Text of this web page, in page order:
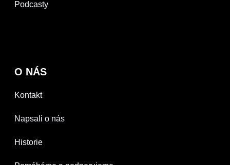
Podcasty
O NÁS
Kontakt
Napsali o nás
Historie